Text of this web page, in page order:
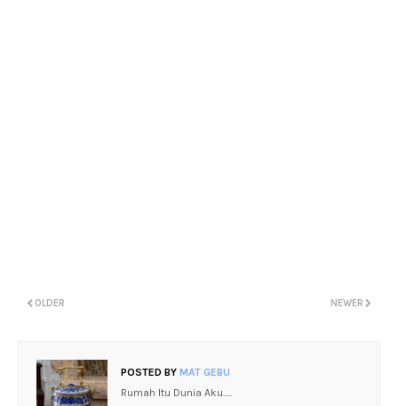
NEWER
OLDER
POSTED BY MAT GEBU
Rumah Itu Dunia Aku.....